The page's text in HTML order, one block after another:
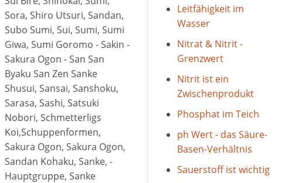
Sora, Shiro Utsuri, Sandan,
Subo Sumi, Sui, Sumi, Sumi
Giwa, Sumi Goromo - Sakin -
Sakura Ogon - San San
Byaku San Zen Sanke
Shusui, Sansai, Sanshoku,
Sarasa, Sashi, Satsuki
Nobori, Schmetterligs
Koi,Schuppenformen,
Sakura Ogon, Sakura Ogon,
Sandan Kohaku, Sanke, -
Hauptgruppe, Sanke
Leitfähigkeit im
Wasser
Nitrat & Nitrit -
Grenzwert
Nitrit ist ein
Zwischenprodukt
Phosphat im Teich
ph Wert - das Säure-
Basen-Verhältnis
Sauerstoff ist wichtig